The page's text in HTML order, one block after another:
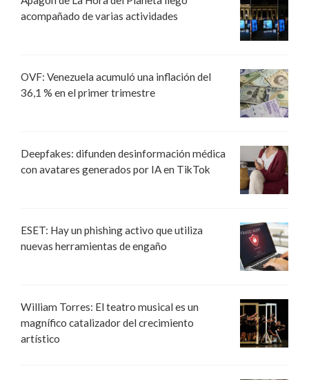
acompañado de varias actividades
OVF: Venezuela acumuló una inflación del
36,1 % en el primer trimestre
Deepfakes: difunden desinformación médica
con avatares generados por IA en TikTok
ESET: Hay un phishing activo que utiliza
nuevas herramientas de engaño
William Torres: El teatro musical es un
magnífico catalizador del crecimiento
artístico